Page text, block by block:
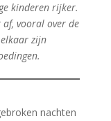
kinderen rijker.
af, vooral over de
zijn
nachten